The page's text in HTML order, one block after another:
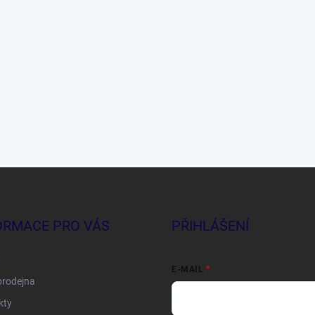
PRO VÁS PŘIHLÁŠENÍ
E-MAIL